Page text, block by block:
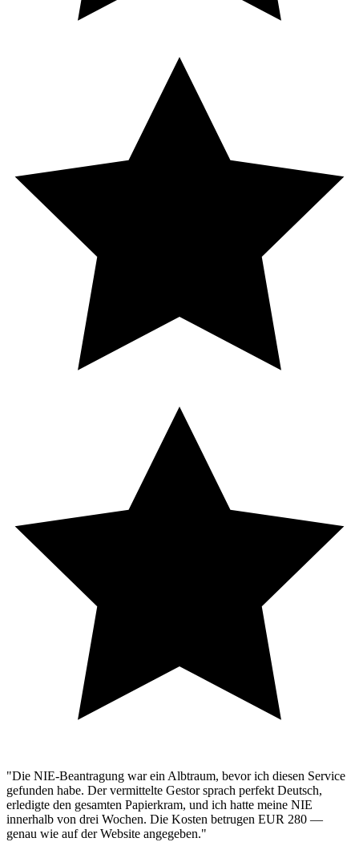
"Die NIE-Beantragung war ein Albtraum, bevor ich diesen Service
gefunden habe. Der vermittelte Gestor sprach perfekt Deutsch,
erledigte den gesamten Papierkram, und ich hatte meine NIE
innerhalb von drei Wochen. Die Kosten betrugen EUR 280 —
genau wie auf der Website angegeben."